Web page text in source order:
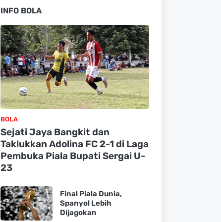
INFO BOLA
BOLA
Sejati Jaya Bangkit dan
Taklukkan Adolina FC 2-1 di Laga
Pembuka Piala Bupati Sergai U-
23
Final Piala Dunia,
Spanyol Lebih
Dijagokan